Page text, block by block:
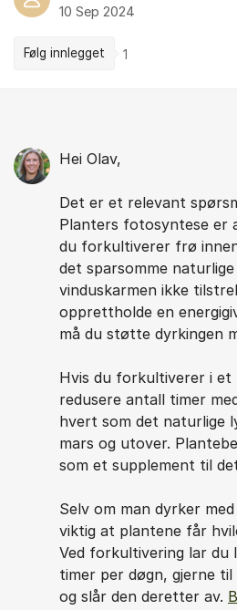
10 Sep 2024
Følg innlegget 1
Hei Olav,
Det er et relevant
Planters fotosyntese er
du forkultiverer frø
det sparsomme
vinduskarmen ikke
opprettholde en
må du støtte dyrkingen
Hvis du forkultiverer i et
redusere antall timer
hvert som det naturlige
mars og utover.
som et supplement til
Selv om man dyrker
viktig at plantene får
Ved forkultivering lar du
timer per døgn, gjerne til
og slår den deretter av.